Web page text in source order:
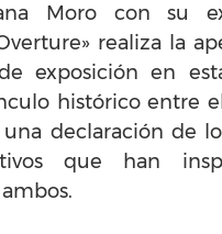
Moro con su
realiza la
exposición en
histórico entre
declaración de
que han